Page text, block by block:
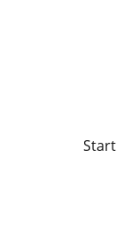
Start